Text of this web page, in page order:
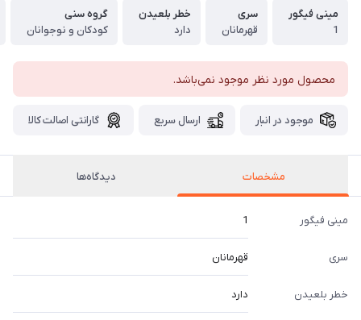
مینی فیگور
1
سری
قهرمانان
خطر بلعیدن
دارد
گروه سنی
کودکان و نوجوانان
محصول مورد نظر موجود نمی‌باشد.
موجود در انبار ارسال سریع گارانتی اصالت کالا
مشخصات دیدگاه‌ها
مینی فیگور 1
سری قهرمانان
خطر بلعیدن دارد